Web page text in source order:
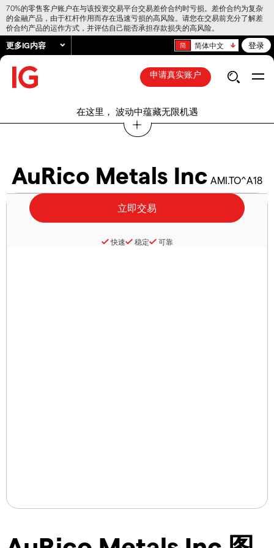
70%的零售客户账户在与该投资交易平台交易差价合约时亏损。差价合约为复杂
的金融产品，由于杠杆作用而存在迅速亏损的高风险。请您在交易前充分了解差
价合约产品的运作方式，并评估自己能否承担存款损失的高风险。
更多IG内容 简体中文 登录
申请真实账户
在这里， 波动中蕴藏无限机遇
AuRico Metals Inc AMI.TO^A18
快速 稳定 可靠